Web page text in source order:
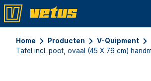
Home Producten V-Quipment
Tafel incl. poot, ovaal (45 X 76 cm)